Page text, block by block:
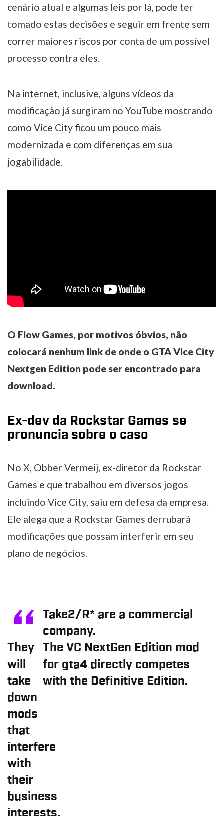
cenário atual e algumas leis por lá, pode ter
tomado estas decisões e seguir em frente sem
correr maiores riscos por conta de um possível
processo contra eles.
Na internet, inclusive, alguns vídeos da
modificação já surgiram no YouTube mostrando
como Vice City ficou um pouco mais
modernizada e com diferenças em sua
jogabilidade.
O Flow Games, por motivos óbvios, não
colocará nenhum link de onde o GTA Vice City
Nextgen Edition pode ser encontrado para
download.
Ex-dev da Rockstar Games se
pronuncia sobre o caso
No X, Obber Vermeij, ex-diretor da Rockstar
Games e que trabalhou em diversos jogos
incluindo Vice City, saiu em defesa da empresa.
Ele alega que a Rockstar Games derrubará
modificações que possam interferir em seu
plano de negócios.
Take2/R* are a commercial
company.
They
will
take
down
mods
that
interfere
with
their
business
interests.
The VC NextGen Edition mod
for gta4 directly competes
with the Definitive Edition.